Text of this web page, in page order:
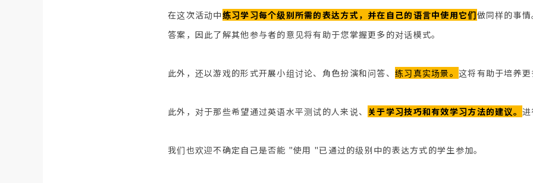
在这次活动中练习学习每个级别所需的表达方式，并在自己的语言中使用它们做同样的事
答案，因此了解其他参与者的意见将有助于您掌握更多的对话模式。
此外，还以游戏的形式开展小组讨论、角色扮演和问答、 练习真实场景。 这将有助于培养
此外，对于那些希望通过英语水平测试的人来说、 关于学习技巧和有效学习方法的建议。
我们也欢迎不确定自己是否能 "使用 "已通过的级别中的表达方式的学生参加。